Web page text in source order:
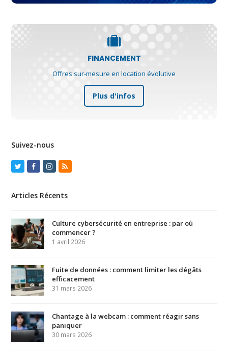
FINANCEMENT
Offres sur-mesure en location évolutive
Plus d'infos
Suivez-nous
TwitterFacebook
Instagram
RSS
Articles Récents
Culture cybersécurité en entreprise : par où
commencer ?
1 avril 2026
Fuite de données : comment limiter les dégâts
efficacement
31 mars 2026
Chantage à la webcam : comment réagir sans
paniquer
30 mars 2026